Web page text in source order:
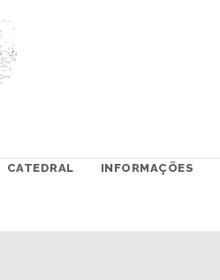
CATEDRAL INFORMAÇÕES